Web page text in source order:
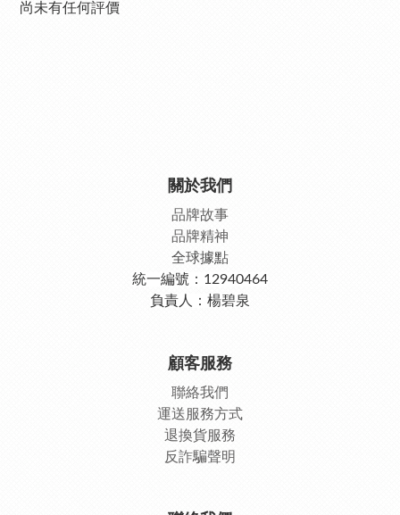
尚未有任何評價
關於我們
品牌故事
品牌精神
全球據點
統一編號：12940464
負責人：楊碧泉
顧客服務
聯絡我們
運送服務方式
退換貨服務
反詐騙聲明